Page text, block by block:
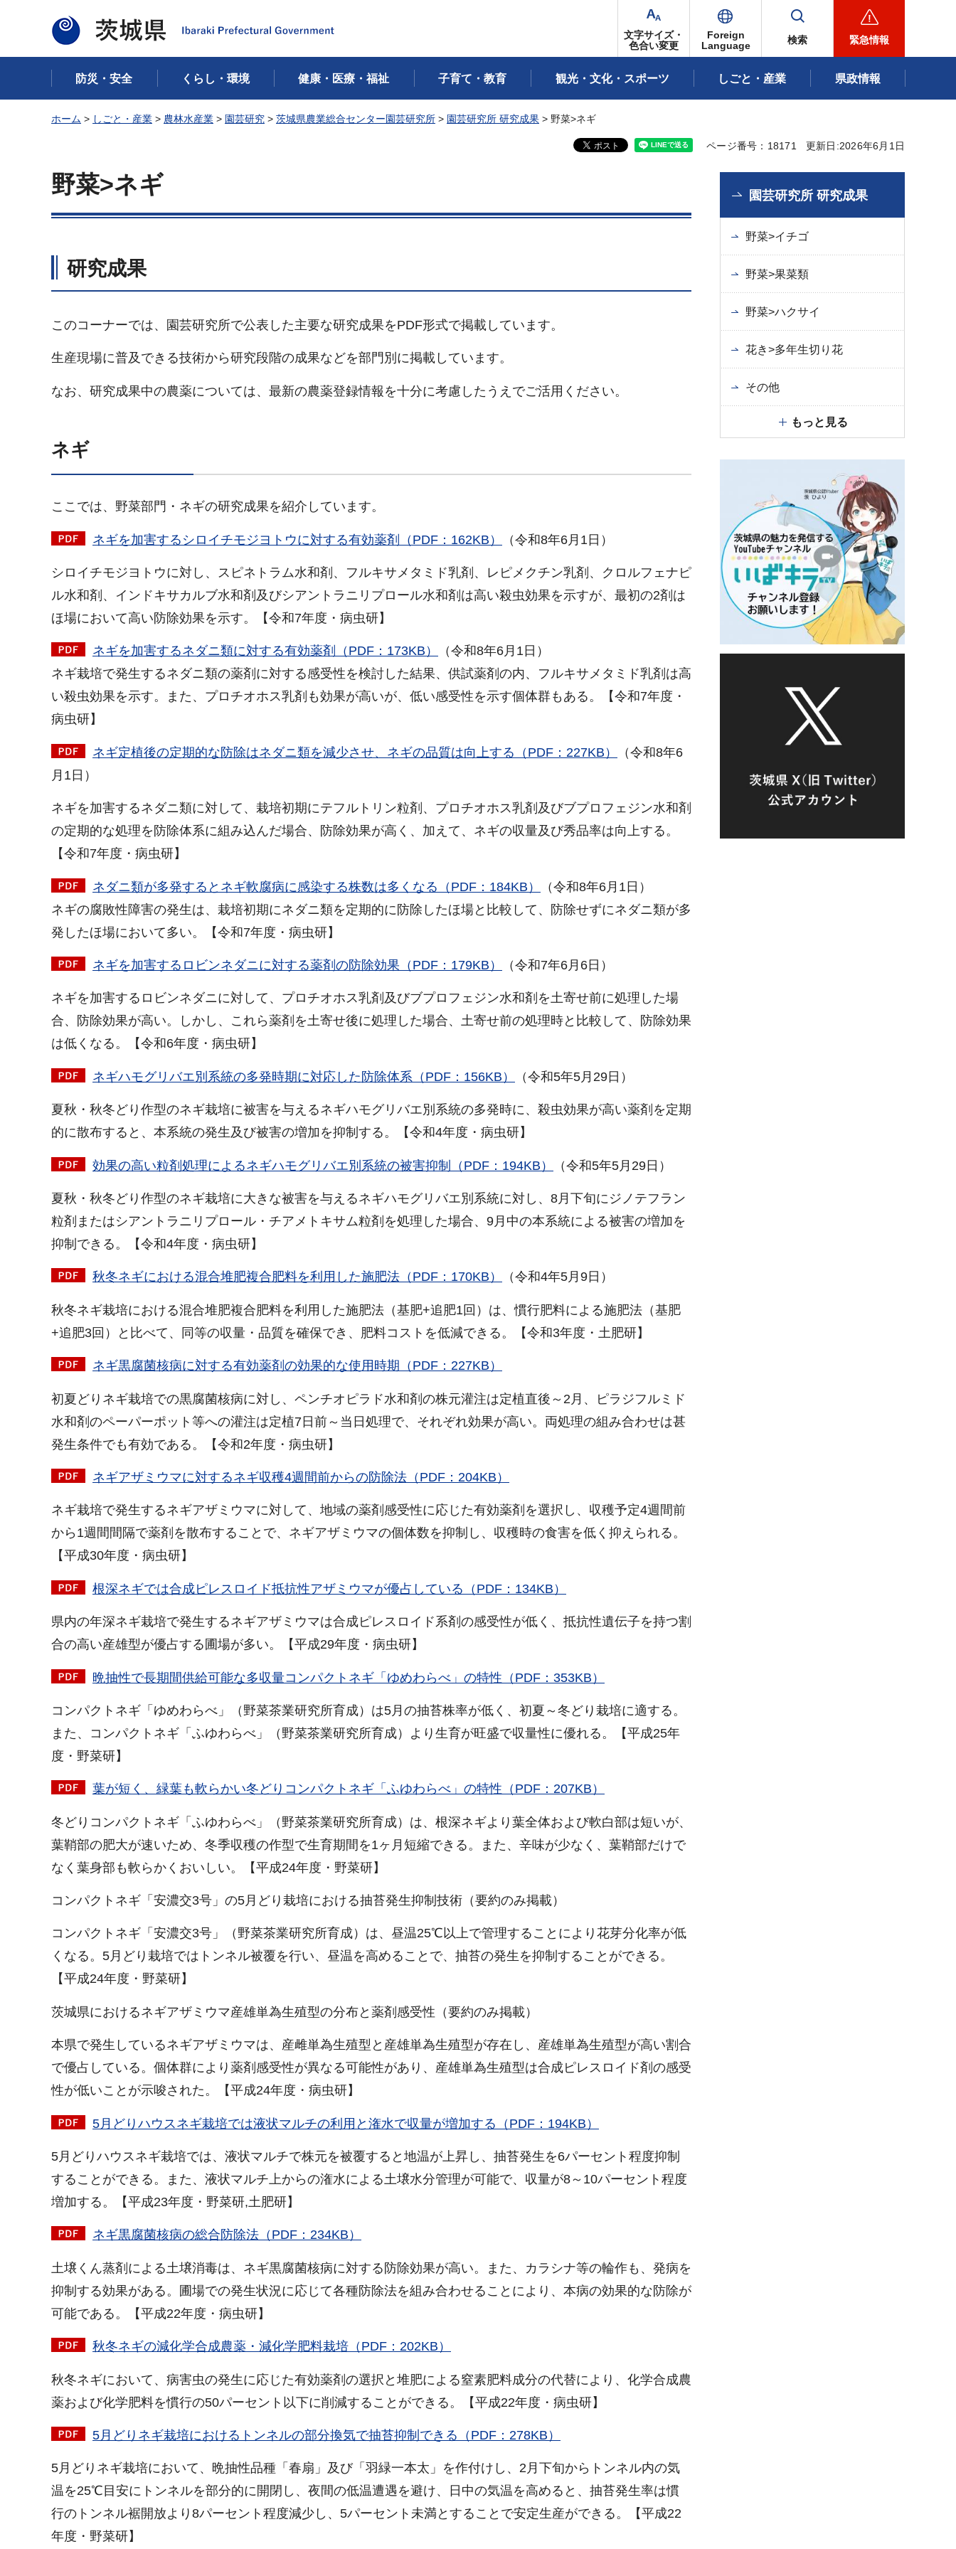
茨城県
文字サイズ・
色合い変更
Foreign
Language
検索 緊急情報
防災・安全 くらし・環境 健康・医療・福祉 子育て・教育 観光・文化・スポーツ しごと・産業 県政情報
ホーム > しごと・産業 > 農林水産業 > 園芸研究 > 茨城県農業総合センター園芸研究所 > 園芸研究所 研究成果 > 野菜>ネギ
ページ番号：18171 更新日:2026年6月1日
野菜>ネギ
研究成果
このコーナーでは、園芸研究所で公表した主要な研究成果をPDF形式で掲載しています。
生産現場に普及できる技術から研究段階の成果などを部門別に掲載しています。
なお、研究成果中の農薬については、最新の農薬登録情報を十分に考慮したうえでご活用ください。
ネギ
ここでは、野菜部門・ネギの研究成果を紹介しています。
ネギを加害するシロイチモジヨトウに対する有効薬剤（PDF：162KB） （令和8年6月1日）
シロイチモジヨトウに対し、スピネトラム水和剤、フルキサメタミド乳剤、レピメクチン乳剤、クロルフェナピ
ル水和剤、インドキサカルブ水和剤及びシアントラニリプロール水和剤は高い殺虫効果を示すが、最初の2剤は
ほ場において高い防除効果を示す。【令和7年度・病虫研】
ネギを加害するネダニ類に対する有効薬剤（PDF：173KB）
（令和8年6月1日）
ネギ栽培で発生するネダニ類の薬剤に対する感受性を検討した結果、供試薬剤の内、フルキサメタミド乳剤は高
い殺虫効果を示す。また、プロチオホス乳剤も効果が高いが、低い感受性を示す個体群もある。【令和7年度・
病虫研】
ネギ定植後の定期的な防除はネダニ類を減少させ、ネギの品質は向上する（PDF：227KB）
（令和8年6
月1日）
ネギを加害するネダニ類に対して、栽培初期にテフルトリン粒剤、プロチオホス乳剤及びブプロフェジン水和剤
の定期的な処理を防除体系に組み込んだ場合、防除効果が高く、加えて、ネギの収量及び秀品率は向上する。
【令和7年度・病虫研】
ネダニ類が多発するとネギ軟腐病に感染する株数は多くなる（PDF：184KB）
（令和8年6月1日）
ネギの腐敗性障害の発生は、栽培初期にネダニ類を定期的に防除したほ場と比較して、防除せずにネダニ類が多
発したほ場において多い。【令和7年度・病虫研】
ネギを加害するロビンネダニに対する薬剤の防除効果（PDF：179KB） （令和7年6月6日）
ネギを加害するロビンネダニに対して、プロチオホス乳剤及びブプロフェジン水和剤を土寄せ前に処理した場
合、防除効果が高い。しかし、これら薬剤を土寄せ後に処理した場合、土寄せ前の処理時と比較して、防除効果
は低くなる。【令和6年度・病虫研】
ネギハモグリバエ別系統の多発時期に対応した防除体系（PDF：156KB） （令和5年5月29日）
夏秋・秋冬どり作型のネギ栽培に被害を与えるネギハモグリバエ別系統の多発時に、殺虫効果が高い薬剤を定期
的に散布すると、本系統の発生及び被害の増加を抑制する。【令和4年度・病虫研】
効果の高い粒剤処理によるネギハモグリバエ別系統の被害抑制（PDF：194KB） （令和5年5月29日）
夏秋・秋冬どり作型のネギ栽培に大きな被害を与えるネギハモグリバエ別系統に対し、8月下旬にジノテフラン
粒剤またはシアントラニリプロール・チアメトキサム粒剤を処理した場合、9月中の本系統による被害の増加を
抑制できる。【令和4年度・病虫研】
秋冬ネギにおける混合堆肥複合肥料を利用した施肥法（PDF：170KB） （令和4年5月9日）
秋冬ネギ栽培における混合堆肥複合肥料を利用した施肥法（基肥+追肥1回）は、慣行肥料による施肥法（基肥
+追肥3回）と比べて、同等の収量・品質を確保でき、肥料コストを低減できる。【令和3年度・土肥研】
ネギ黒腐菌核病に対する有効薬剤の効果的な使用時期（PDF：227KB）
初夏どりネギ栽培での黒腐菌核病に対し、ペンチオピラド水和剤の株元灌注は定植直後～2月、ピラジフルミド
水和剤のペーパーポット等への灌注は定植7日前～当日処理で、それぞれ効果が高い。両処理の組み合わせは甚
発生条件でも有効である。【令和2年度・病虫研】
ネギアザミウマに対するネギ収穫4週間前からの防除法（PDF：204KB）
ネギ栽培で発生するネギアザミウマに対して、地域の薬剤感受性に応じた有効薬剤を選択し、収穫予定4週間前
から1週間間隔で薬剤を散布することで、ネギアザミウマの個体数を抑制し、収穫時の食害を低く抑えられる。
【平成30年度・病虫研】
根深ネギでは合成ピレスロイド抵抗性アザミウマが優占している（PDF：134KB）
県内の年深ネギ栽培で発生するネギアザミウマは合成ピレスロイド系剤の感受性が低く、抵抗性遺伝子を持つ割
合の高い産雄型が優占する圃場が多い。【平成29年度・病虫研】
晩抽性で長期間供給可能な多収量コンパクトネギ「ゆめわらべ」の特性（PDF：353KB）
コンパクトネギ「ゆめわらべ」（野菜茶業研究所育成）は5月の抽苔株率が低く、初夏～冬どり栽培に適する。
また、コンパクトネギ「ふゆわらべ」（野菜茶業研究所育成）より生育が旺盛で収量性に優れる。【平成25年
度・野菜研】
葉が短く、緑葉も軟らかい冬どりコンパクトネギ「ふゆわらべ」の特性（PDF：207KB）
冬どりコンパクトネギ「ふゆわらべ」（野菜茶業研究所育成）は、根深ネギより葉全体および軟白部は短いが、
葉鞘部の肥大が速いため、冬季収穫の作型で生育期間を1ヶ月短縮できる。また、辛味が少なく、葉鞘部だけで
なく葉身部も軟らかくおいしい。【平成24年度・野菜研】
コンパクトネギ「安濃交3号」の5月どり栽培における抽苔発生抑制技術（要約のみ掲載）
コンパクトネギ「安濃交3号」（野菜茶業研究所育成）は、昼温25℃以上で管理することにより花芽分化率が低
くなる。5月どり栽培ではトンネル被覆を行い、昼温を高めることで、抽苔の発生を抑制することができる。
【平成24年度・野菜研】
茨城県におけるネギアザミウマ産雄単為生殖型の分布と薬剤感受性（要約のみ掲載）
本県で発生しているネギアザミウマは、産雌単為生殖型と産雄単為生殖型が存在し、産雄単為生殖型が高い割合
で優占している。個体群により薬剤感受性が異なる可能性があり、産雄単為生殖型は合成ピレスロイド剤の感受
性が低いことが示唆された。【平成24年度・病虫研】
5月どりハウスネギ栽培では液状マルチの利用と潅水で収量が増加する（PDF：194KB）
5月どりハウスネギ栽培では、液状マルチで株元を被覆すると地温が上昇し、抽苔発生を6パーセント程度抑制
することができる。また、液状マルチ上からの潅水による土壌水分管理が可能で、収量が8～10パーセント程度
増加する。【平成23年度・野菜研,土肥研】
ネギ黒腐菌核病の総合防除法（PDF：234KB）
土壌くん蒸剤による土壌消毒は、ネギ黒腐菌核病に対する防除効果が高い。また、カラシナ等の輪作も、発病を
抑制する効果がある。圃場での発生状況に応じて各種防除法を組み合わせることにより、本病の効果的な防除が
可能である。【平成22年度・病虫研】
秋冬ネギの減化学合成農薬・減化学肥料栽培（PDF：202KB）
秋冬ネギにおいて、病害虫の発生に応じた有効薬剤の選択と堆肥による窒素肥料成分の代替により、化学合成農
薬および化学肥料を慣行の50パーセント以下に削減することができる。【平成22年度・病虫研】
5月どりネギ栽培におけるトンネルの部分換気で抽苔抑制できる（PDF：278KB）
5月どりネギ栽培において、晩抽性品種「春扇」及び「羽緑一本太」を作付けし、2月下旬からトンネル内の気
温を25℃目安にトンネルを部分的に開閉し、夜間の低温遭遇を避け、日中の気温を高めると、抽苔発生率は慣
行のトンネル裾開放より8パーセント程度減少し、5パーセント未満とすることで安定生産ができる。【平成22
年度・野菜研】
園芸研究所 研究成果
野菜>イチゴ
野菜>果菜類
野菜>ハクサイ
花き>多年生切り花
その他
もっと見る